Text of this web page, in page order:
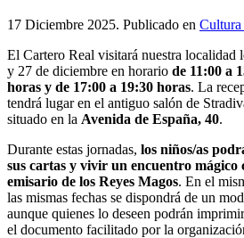
17 Diciembre 2025. Publicado en Cultura
El Cartero Real visitará nuestra localidad
y 27 de diciembre en horario de 11:00 a
horas y de 17:00 a 19:30 horas. La
tendrá lugar en el antiguo salón de
situado en la Avenida de España, 40.
Durante estas jornadas, los niños/as
sus cartas y vivir un encuentro mágico
emisario de los Reyes Magos. En el
las mismas fechas se dispondrá de un
aunque quienes lo deseen podrán
el documento facilitado por la